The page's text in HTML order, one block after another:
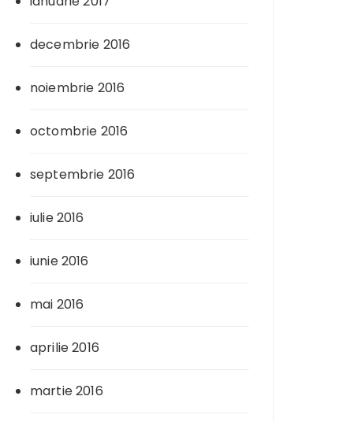
decembrie 2016
noiembrie 2016
octombrie 2016
septembrie 2016
iulie 2016
iunie 2016
mai 2016
aprilie 2016
martie 2016